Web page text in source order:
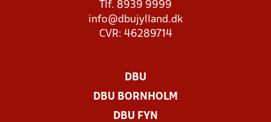
Tlf. 8939 9999
info@dbujylland.dk
CVR: 46289714
DBU
DBU BORNHOLM
DBU FYN